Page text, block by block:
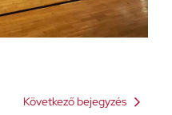
Következő bejegyzés